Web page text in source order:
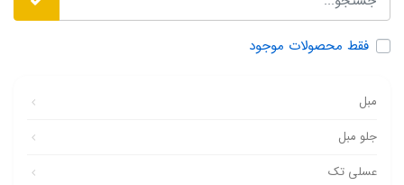
فقط محصولات موجود
مبل
جلو مبل
عسلی تک